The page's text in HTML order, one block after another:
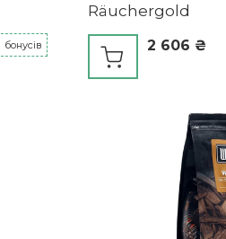
бонусів
Räuchergold
2 606 ₴